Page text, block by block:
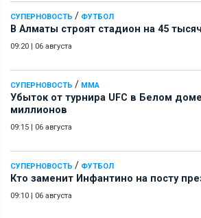
СУПЕРНОВОСТЬ / ФУТБОЛ
В Алматы строят стадион на 45
09:20 | 06 августа
СУПЕРНОВОСТЬ / ММА
Убыток от турнира UFC в Белом
миллионов
09:15 | 06 августа
СУПЕРНОВОСТЬ / ФУТБОЛ
Кто заменит Инфантино на посту
09:10 | 06 августа